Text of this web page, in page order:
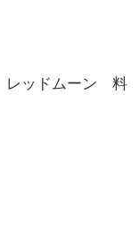
レッドムーン 料